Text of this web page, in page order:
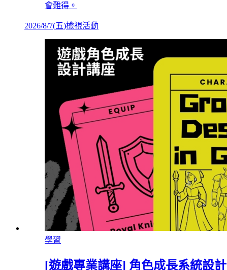
會難得。
2026/8/7(五)檢視活動
學習
[遊戲專業講座] 角色成長系統設計